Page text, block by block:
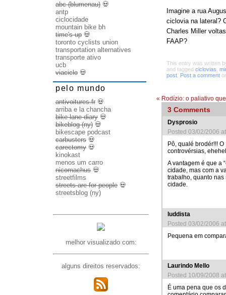
Imagine a rua
ciclovia na lateral?
Charles Miller
FAAP?
This entry was written
and tagged ciclovias
post Post a comment
« Rodízio: o paliativo
3 Comments
Dysprosio
Posted 03/02/2006
Pô, qualé brodér!!!
controvérsias,
A vantagem é que a
cidade, mas com a
trabalho, quanto nas
cidade.
luddista
Posted 03/02/2006
Pequena em
Laurindo Mello
Posted 10/09/2008
É uma pena que os
abc (blumenau) 💀
antp
ciclocidade
mountain bike bh
time's up 💀
toronto cyclists union
transportation alternatives
transporte ativo
ucb
viaciclo 💀
pelo mundo
antivoitures.fr 💀
arriba e la chancha
bike lane diary 💀
bikeblog (ny) 💀
bikescape podcast
carbusters 💀
carectomy 💀
kinokast
menos um carro
nicomachus 💀
streetfilms
streets are for people 💀
streetsblog (ny)
melhor visualizado com:
alguns direitos reservados: